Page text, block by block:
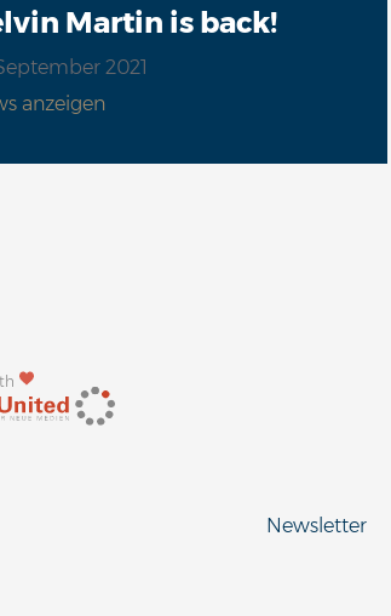
Martin is back!
2021
anzeigen
Newsletter